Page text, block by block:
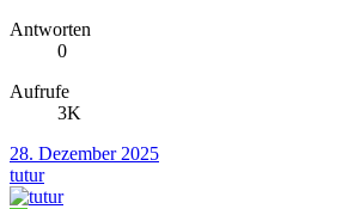
Antworten
0
Aufrufe
3K
28. Dezember 2025
tutur